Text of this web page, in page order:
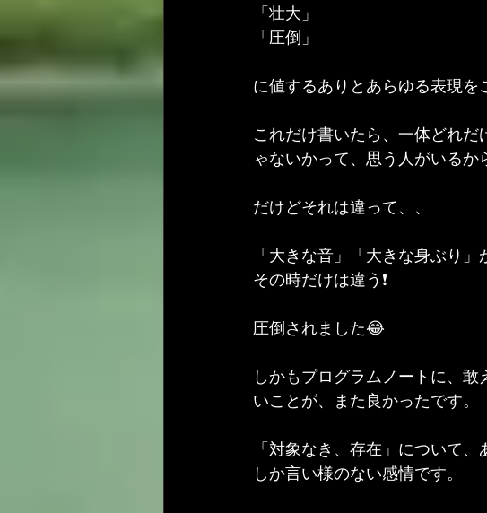
「壮大」
「圧倒」
に値するありとあらゆる表現
これだけ書いたら、一体どれ
ゃないかって、思う人がいるか
だけどそれは違って、、
「大きな音」「大きな身ぶり
その時だけは違う❗
圧倒されました😂
しかもプログラムノートに、
いことが、また良かったです。
「対象なき、存在」について
しか言い様のない感情です。